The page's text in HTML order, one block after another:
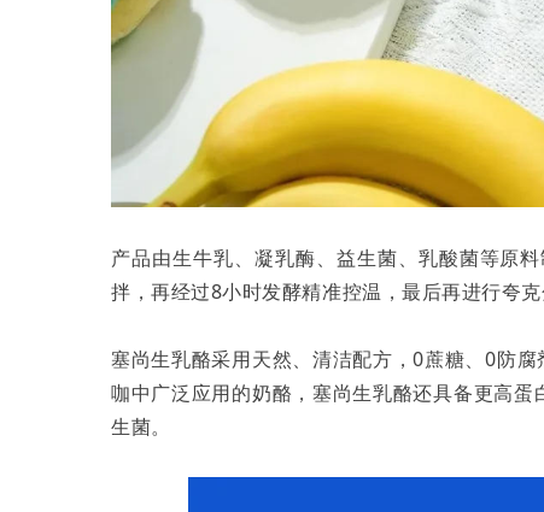
产品由生牛乳、凝乳酶、益生菌、乳酸菌等原
拌，再经过8小时发酵精准控温，最后再进行夸
塞尚生乳酪采用天然、清洁配方，0蔗糖、0防
咖中广泛应用的奶酪，塞尚生乳酪还具备更高
生菌。